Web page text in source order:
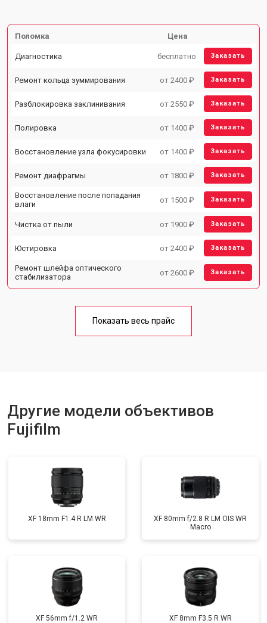
Поломка Цена
Диагностика бесплатно Заказать
Ремонт кольца зуммирования от 2400 ₽ Заказать
Разблокировка заклинивания от 2550 ₽ Заказать
Полировка от 1400 ₽ Заказать
Восстановление узла фокусировки от 1400 ₽ Заказать
Ремонт диафрагмы от 1800 ₽ Заказать
Восстановление после попадания
влаги
от 1500 ₽ Заказать
Чистка от пыли от 1900 ₽ Заказать
Юстировка от 2400 ₽ Заказать
Ремонт шлейфа оптического
стабилизатора
от 2600 ₽ Заказать
Показать весь прайс
Другие модели объективов
Fujifilm
XF 18mm F1.4 R LM WR
XF 80mm f/2.8 R LM OIS WR
Macro
XF 56mm f/1.2 WR XF 8mm F3.5 R WR